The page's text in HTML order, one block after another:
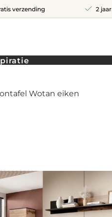
verzending 2
Wotan eiken